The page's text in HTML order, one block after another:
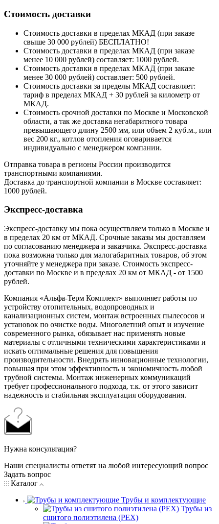
Стоимость доставки
Стоимость доставки в пределах МКАД (при заказе
свыше 30 000 рублей) БЕСПЛАТНО!
Стоимость доставки в пределах МКАД (при заказе
менее 10 000 рублей) составляет: 1000 рублей.
Стоимость доставки в пределах МКАД (при заказе
менее 30 000 рублей) составляет: 500 рублей.
Стоимость доставки за пределы МКАД составляет:
тариф в пределах МКАД + 30 рублей за километр от
МКАД.
Стоимость срочной доставки по Москве и Московской
области, а так же доставка негабаритного товара
превышающего длину 2500 мм, или объем 2 куб.м., или
вес 200 кг., котлов отопления оговаривается
индивидуально с менеджером компании.
Отправка товара в регионы России производится
транспортными компаниями.
Доставка до транспортной компании в Москве составляет:
1000 рублей.
Экспресс-доставка
Экспресс-доставку мы пока осуществляем только в Москве и
в пределах 20 км от МКАД. Срочные заказы мы доставляем
по согласованию менеджера и заказчика. Экспресс-доставка
пока возможна только для малогабаритных товаров, об этом
уточняйте у менеджера при заказе. Стоимость экспресс-
доставки по Москве и в пределах 20 км от МКАД - от 1500
рублей.
Компания «Альфа-Терм Комплект» выполняет работы по
устройству отопительных, водопроводных и
канализационных систем, монтаж встроенных пылесосов и
установок по очистке воды. Многолетний опыт и изучение
современного рынка, обязывает нас применять новые
материалы с отличными техническими характеристиками и
искать оптимальные решения для повышения
производительности. Внедрять инновационные технологии,
повышая при этом эффективность и экономичность любой
трубной системы. Монтаж инженерных коммуникаций
требует профессионального подхода, т.к. от этого зависит
надежность и стабильная эксплуатация оборудования.
Нужна консультация?
Наши специалисты ответят на любой интересующий вопрос
Задать вопрос
Каталог
Трубы и комплектующие
Трубы из
сшитого полиэтилена (PEX)